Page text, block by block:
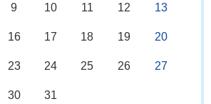
9 10 11 12 13
16 17 18 19 20
23 24 25 26 27
30 31